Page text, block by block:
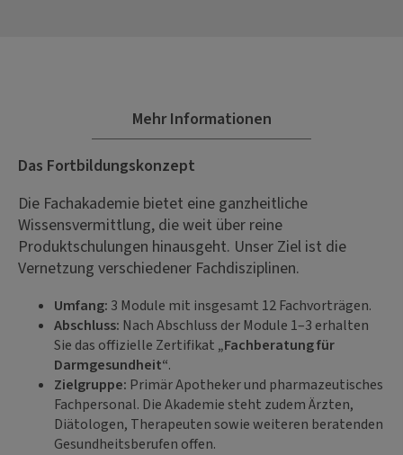
Mehr Informationen
Das Fortbildungskonzept
Die Fachakademie bietet eine ganzheitliche
Wissensvermittlung, die weit über reine
Produktschulungen hinausgeht. Unser Ziel ist die
Vernetzung verschiedener Fachdisziplinen.
Umfang: 3 Module mit insgesamt 12 Fachvorträgen.
Abschluss: Nach Abschluss der Module 1–3 erhalten
Sie das offizielle Zertifikat „Fachberatung für
Darmgesundheit“.
Zielgruppe: Primär Apotheker und pharmazeutisches
Fachpersonal. Die Akademie steht zudem Ärzten,
Diätologen, Therapeuten sowie weiteren beratenden
Gesundheitsberufen offen.